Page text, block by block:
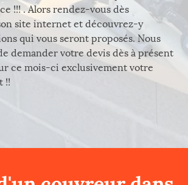
!!! . Alors rendez-vous dès
site internet et découvrez-y
qui vous seront proposés. Nous
demander votre devis dès à présent
ce mois-ci exclusivement votre
!!